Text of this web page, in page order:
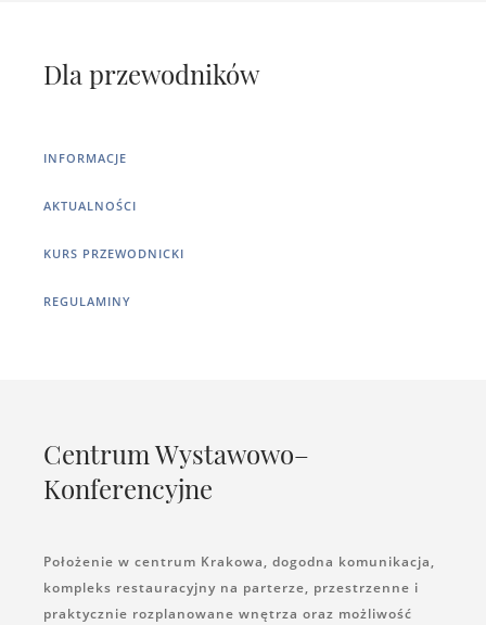
Dla przewodników
INFORMACJE
AKTUALNOŚCI
KURS PRZEWODNICKI
REGULAMINY
Centrum Wystawowo–
Konferencyjne
Położenie w centrum Krakowa, dogodna komunikacja,
kompleks restauracyjny na parterze, przestrzenne i
praktycznie rozplanowane wnętrza oraz możliwość